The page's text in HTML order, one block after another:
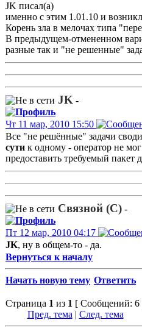
JK писал(а)
именно с этим 1.01.10 и
Корень зла в мелочах типа
В предыдущем-отмененном
разные так и "не решенные"
JK -
Чт 11 мар, 2010 15:50
Все "не решённые" задачи
сути к одному - оператор не мог
предоставить требуемый пакет
Связной (С) -
Пт 12 мар, 2010 04:17
JK, ну в общем-то - да.
Вернуться к началу
Начать новую тему Ответить
Страница 1 из 1 [ Сообщений: 6
Пред. тема | След. тема